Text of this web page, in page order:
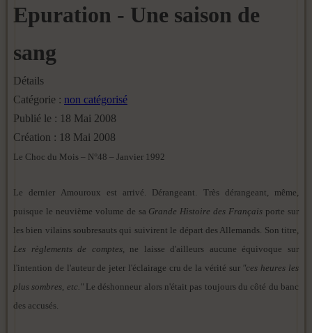
Epuration - Une saison de
sang
Détails
Catégorie : non catégorisé
Publié le : 18 Mai 2008
Création : 18 Mai 2008
Le Choc du Mois – N°48 – Janvier 1992
Le dernier Amouroux est arrivé. Dérangeant. Très dérangeant, même,
puisque le neuvième volume de sa Grande Histoire des Français porte sur
les bien vilains soubresauts qui suivirent le départ des Allemands. Son titre,
Les règlements de comptes, ne laisse d'ailleurs aucune équivoque sur
l'intention de l'auteur de jeter l'éclairage cru de la vérité sur "ces heures les
plus sombres, etc."Le déshonneur alors n'était pas toujours du côté du banc
des accusés.